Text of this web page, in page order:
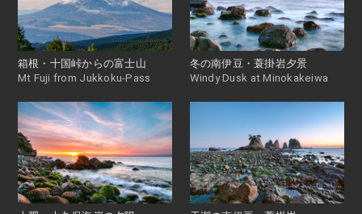
箱根・十国峠からの富士山
Mt Fuji from Jukkoku-Pass
冬の南伊豆・蓑掛岩夕景
Windy Dusk at Minokakeiwa